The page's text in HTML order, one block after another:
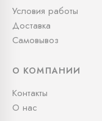
Условия работы
Доставка
Самовывоз
О КОМПАНИИ
Контакты
О нас